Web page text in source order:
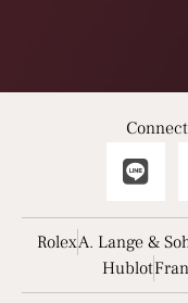
RolexA. Lange &
Hublot